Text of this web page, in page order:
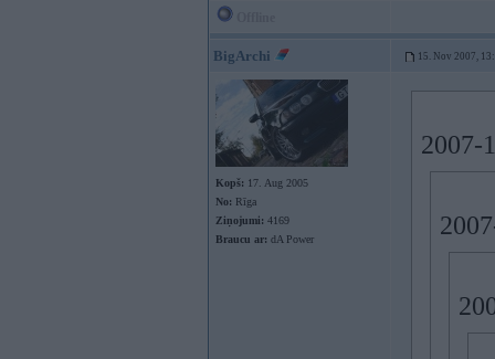
BigArchi 15. Nov 2007,
Kopš: 17. Aug 2005
No: Rīga
Ziņojumi: 4169
Braucu ar: dA Power
2007-